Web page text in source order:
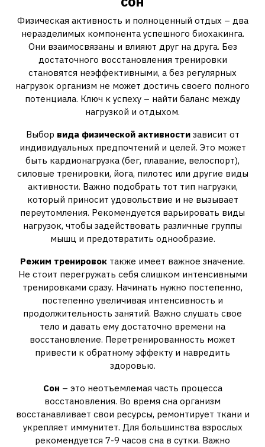
Физическая активность и полноценный отдых – два
неразделимых компонента успешного биохакинга.
Они взаимосвязаны и влияют друг на друга. Без
достаточного восстановления тренировки
становятся неэффективными, а без регулярных
нагрузок организм не может достичь своего полного
потенциала. Ключ к успеху – найти баланс между
нагрузкой и отдыхом.
Выбор вида физической активностизависит от
индивидуальных предпочтений и целей. Это может
быть кардионагрузка (бег, плавание, велоспорт),
силовые тренировки, йога, пилотес или другие виды
активности. Важно подобрать тот тип нагрузки,
который приносит удовольствие и не вызывает
переутомления. Рекомендуется варьировать виды
нагрузок, чтобы задействовать различные группы
мышц и предотвратить однообразие.
Режим тренировок также имеет важное значение.
Не стоит перегружать себя слишком интенсивными
тренировками сразу. Начинать нужно постепенно,
постепенно увеличивая интенсивность и
продолжительность занятий. Важно слушать свое
тело и давать ему достаточно времени на
восстановление. Перетренированность может
привести к обратному эффекту и навредить
здоровью.
Сон – это неотъемлемая часть процесса
восстановления. Во время сна организм
восстанавливает свои ресурсы, ремонтирует ткани и
укрепляет иммунитет. Для большинства взрослых
рекомендуется 7-9 часов сна в сутки. Важно